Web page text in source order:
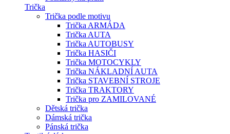
Trička
Trička podle motivu
Trička ARMÁDA
Trička AUTA
Trička AUTOBUSY
Trička HASIČI
Trička MOTOCYKLY
Trička NÁKLADNÍ AUTA
Trička STAVEBNÍ STROJE
Trička TRAKTORY
Trička pro ZAMILOVANÉ
Dětská trička
Dámská trička
Pánská trička